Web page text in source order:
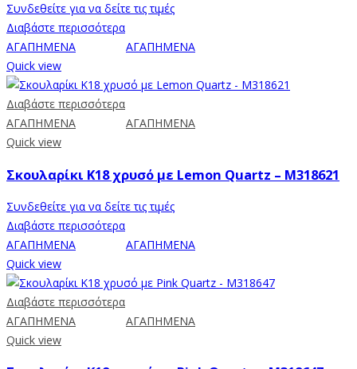
Συνδεθείτε για να δείτε τις τιμές
Διαβάστε περισσότερα
ΑΓΑΠΗΜΕΝΑ
ΑΓΑΠΗΜΕΝΑ
Quick view
Διαβάστε περισσότερα
ΑΓΑΠΗΜΕΝΑ
ΑΓΑΠΗΜΕΝΑ
Quick view
Σκουλαρίκι Κ18 χρυσό με Lemon Quartz – M318621
Συνδεθείτε για να δείτε τις τιμές
Διαβάστε περισσότερα
ΑΓΑΠΗΜΕΝΑ
ΑΓΑΠΗΜΕΝΑ
Quick view
Διαβάστε περισσότερα
ΑΓΑΠΗΜΕΝΑ
ΑΓΑΠΗΜΕΝΑ
Quick view